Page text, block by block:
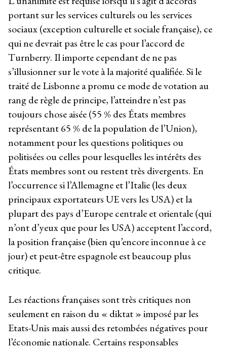
portant sur les services culturels ou les services
sociaux (exception culturelle et sociale française), ce
qui ne devrait pas être le cas pour l’accord de
Turnberry. Il importe cependant de ne pas
s’illusionner sur le vote à la majorité qualifiée. Si le
traité de Lisbonne a promu ce mode de votation au
rang de règle de principe, l’atteindre n’est pas
toujours chose aisée (55 % des États membres
représentant 65 % de la population de l’Union),
notamment pour les questions politiques ou
politisées ou celles pour lesquelles les intérêts des
États membres sont ou restent très divergents. En
l’occurrence si l’Allemagne et l’Italie (les deux
principaux exportateurs UE vers les USA) et la
plupart des pays d’Europe centrale et orientale (qui
n’ont d’yeux que pour les USA) acceptent l’accord,
la position française (bien qu’encore inconnue à ce
jour) et peut-être espagnole est beaucoup plus
critique.
Les réactions françaises sont très critiques non
seulement en raison du « diktat » imposé par les
Etats-Unis mais aussi des retombées négatives pour
l’économie nationale. Certains responsables